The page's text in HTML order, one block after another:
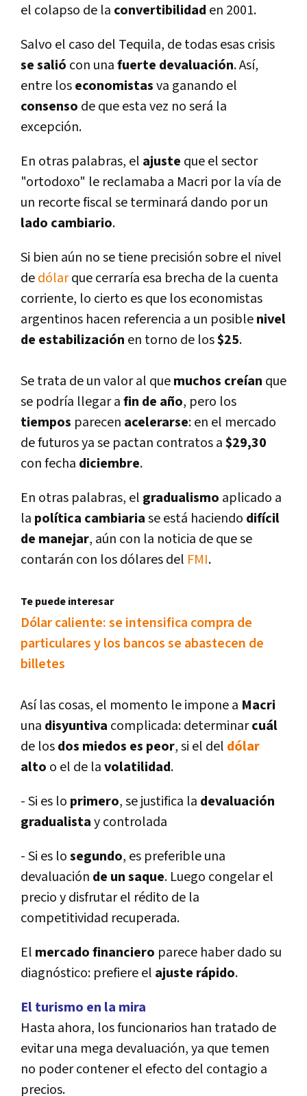
el colapso de la convertibilidad en 2001.
Salvo el caso del Tequila, de todas esas crisis
se salió con unafuerte devaluación. Así­,
entre loseconomistasva ganando el
consenso de que esta vez no será la
excepción.
En otras palabras, el ajuste que el sector
"ortodoxo" le reclamaba a Macri por la ví­a de
un recorte fiscal se terminará dando por un
lado cambiario.
Si bien aún no se tiene precisión sobre el nivel
dedólarque cerrarí­a esa brecha de la cuenta
corriente, lo cierto es que los economistas
argentinos hacen referencia a un posiblenivel
de estabilización en torno de los$25.
Se trata de un valor al quemuchos creí­an que
se podrí­a llegar afin de año, pero los
tiempos parecen acelerarse: en el mercado
de futuros ya se pactan contratos a$29,30
con fecha diciembre.
En otras palabras, el gradualismo aplicado a
la polí­tica cambiariase está haciendo difí­cil
de manejar, aún con la noticia de que se
contarán con los dólares del FMI.
Te puede interesar
Dólar caliente: se intensifica compra de
particulares y los bancos se abastecen de
billetes
Así­ las cosas, el momento le impone a Macri
una disyuntiva complicada: determinarcuál
de losdos miedos es peor, si el del dólar
alto o el de lavolatilidad.
- Si es lo primero, se justifica la devaluación
gradualistay controlada
- Si es losegundo, es preferible una
devaluación de un saque. Luego congelar el
precio y disfrutar el rédito de la
competitividad recuperada.
El mercado financiero parece haber dado su
diagnóstico: prefiere el ajuste rápido.
El turismo en la mira
Hasta ahora, los funcionarios han tratado de
evitar una mega devaluación, ya que temen
no poder contener el efecto del contagio a
precios.